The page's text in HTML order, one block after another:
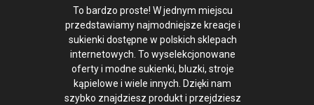
To bardzo proste! W jednym miejscu
przedstawiamy najmodniejsze kreacje i
sukienki dostępne w polskich sklepach
internetowych. To wyselekcjonowane
oferty i modne sukienki, bluzki, stroje
kąpielowe i wiele innych. Dzięki nam
szybko znajdziesz produkt i przejdziesz